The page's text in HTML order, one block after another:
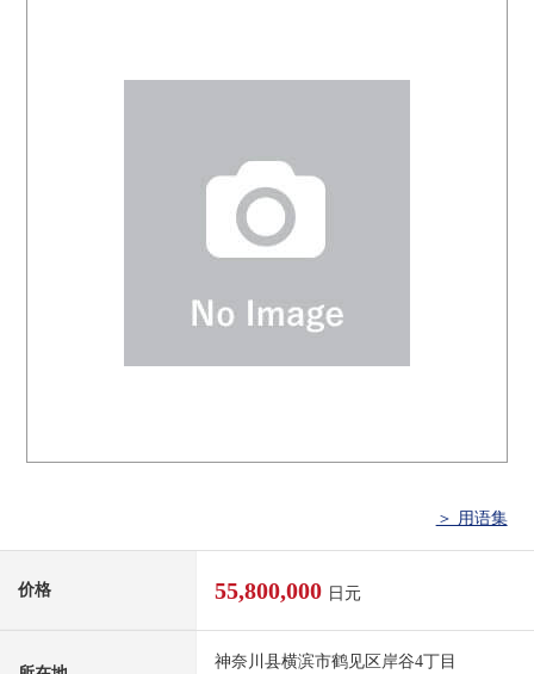
＞ 用语集
价格 55,800,000 日元
神奈川县横滨市鹤见区岸谷4丁目